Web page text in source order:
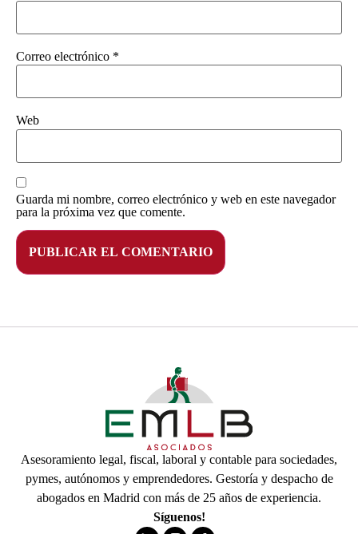
Correo electrónico *
Web
Guarda mi nombre, correo electrónico y web en este navegador
para la próxima vez que comente.
Asesoramiento legal, fiscal, laboral y contable para sociedades,
pymes, autónomos y emprendedores. Gestoría y despacho de
abogados en Madrid con más de 25 años de experiencia.
Síguenos!